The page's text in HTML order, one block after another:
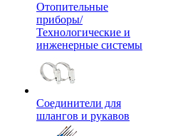
Отопительные
приборы/
Технологические и
инженерные системы
Соединители для
шлангов и рукавов